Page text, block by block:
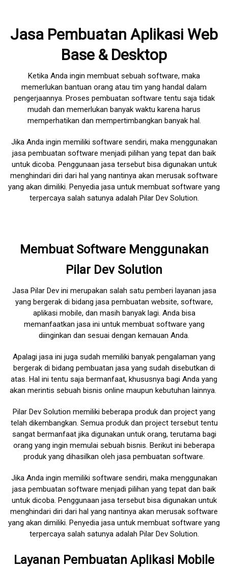
Jasa Pembuatan Aplikasi Web
Base & Desktop
Ketika Anda ingin membuat sebuah software, maka
memerlukan bantuan orang atau tim yang handal dalam
pengerjaannya. Proses pembuatan software tentu saja tidak
mudah dan memerlukan banyak waktu karena harus
memperhatikan dan mempertimbangkan banyak hal.
Jika Anda ingin memiliki software sendiri, maka menggunakan
jasa pembuatan software menjadi pilihan yang tepat dan baik
untuk dicoba. Penggunaan jasa tersebut bisa digunakan untuk
menghindari diri dari hal yang nantinya akan merusak software
yang akan dimiliki. Penyedia jasa untuk membuat software yang
terpercaya salah satunya adalah Pilar Dev Solution.
Membuat Software Menggunakan
Pilar Dev Solution
Jasa Pilar Dev ini merupakan salah satu pemberi layanan jasa
yang bergerak di bidang jasa pembuatan website, software,
aplikasi mobile, dan masih banyak lagi. Anda bisa
memanfaatkan jasa ini untuk membuat software yang
diinginkan dan sesuai dengan kemauan Anda.
Apalagi jasa ini juga sudah memiliki banyak pengalaman yang
bergerak di bidang pembuatan jasa yang sudah disebutkan di
atas. Hal ini tentu saja bermanfaat, khususnya bagi Anda yang
akan merintis sebuah bisnis online maupun kebutuhan lainnya.
Pilar Dev Solution memiliki beberapa produk dan project yang
telah dikembangkan. Semua produk dan project tersebut tentu
sangat bermanfaat jika digunakan untuk orang, terutama bagi
orang yang ingin memulai sebuah bisnis. Berikut ini beberapa
produk yang dihasilkan oleh jasa pembuatan software.
Jika Anda ingin memiliki software sendiri, maka menggunakan
jasa pembuatan software menjadi pilihan yang tepat dan baik
untuk dicoba. Penggunaan jasa tersebut bisa digunakan untuk
menghindari diri dari hal yang nantinya akan merusak software
yang akan dimiliki. Penyedia jasa untuk membuat software yang
terpercaya salah satunya adalah Pilar Dev Solution.
Layanan Pembuatan Aplikasi Mobile